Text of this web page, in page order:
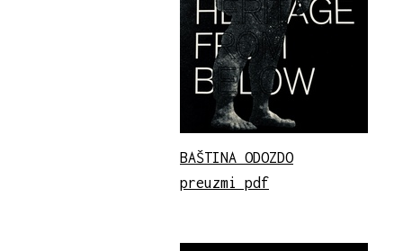
BAŠTINA ODOZDO
preuzmi pdf